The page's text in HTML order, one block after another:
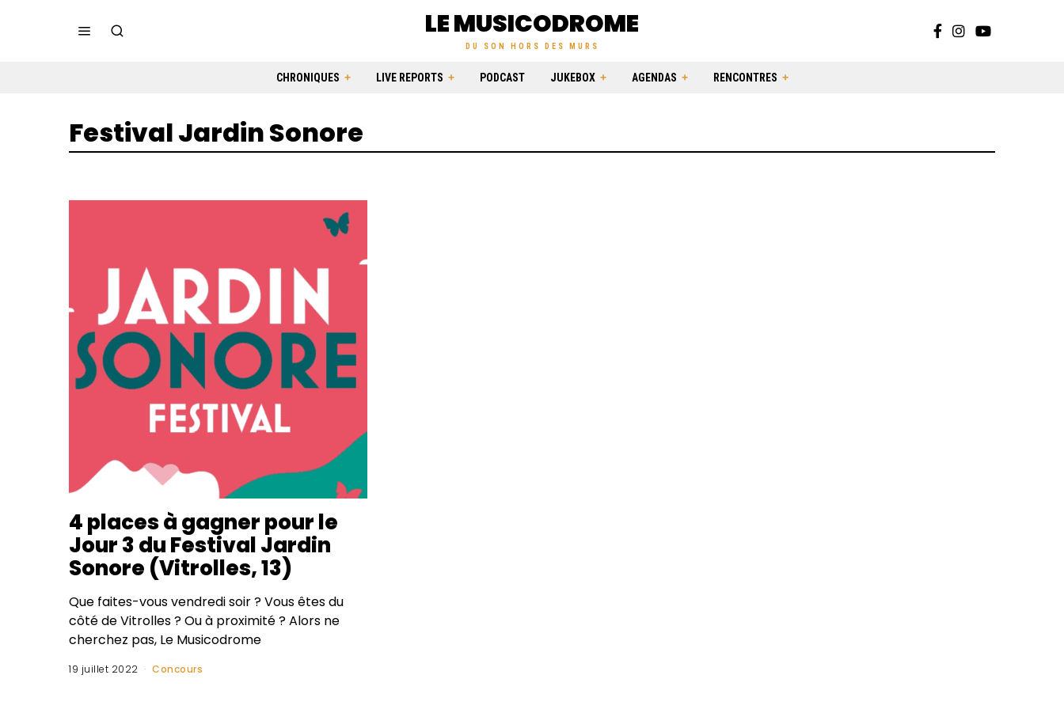
LE MUSICODROME
DU SON HORS DES MURS
CHRONIQUES LIVE REPORTS PODCAST JUKEBOX AGENDAS RENCONTRES
Festival Jardin Sonore
4 places à gagner pour le
Jour 3 du Festival Jardin
Sonore (Vitrolles, 13)
Que faites-vous vendredi soir ? Vous êtes du
côté de Vitrolles ? Ou à proximité ? Alors ne
cherchez pas, Le Musicodrome
19 juillet 2022 Concours